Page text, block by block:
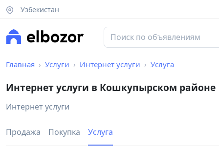
Узбекистан
Главная Услуги Интернет услуги Услуга
Интернет услуги в Кошкупырском районе
Интернет услуги
Продажа Покупка Услуга